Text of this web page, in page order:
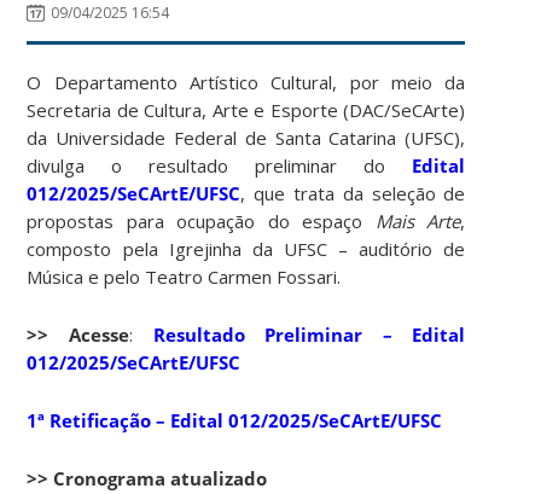
09/04/2025 16:54
O Departamento Artístico Cultural, por meio da
Secretaria de Cultura, Arte e Esporte (DAC/SeCArte)
da Universidade Federal de Santa Catarina (UFSC),
divulga o resultado preliminar do Edital
012/2025/SeCArtE/UFSC, que trata da seleção de
propostas para ocupação do espaço Mais Arte,
composto pela Igrejinha da UFSC – auditório de
Música e pelo Teatro Carmen Fossari.
>> Acesse: Resultado Preliminar – Edital
012/2025/SeCArtE/UFSC
1ª Retificação – Edital 012/2025/SeCArtE/UFSC
>> Cronograma atualizado